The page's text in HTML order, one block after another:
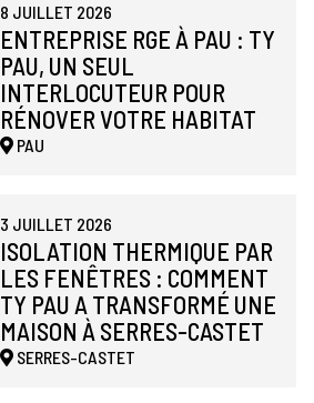
8 JUILLET 2026
ENTREPRISE RGE À PAU : TY
PAU, UN SEUL
INTERLOCUTEUR POUR
RÉNOVER VOTRE HABITAT
PAU
3 JUILLET 2026
ISOLATION THERMIQUE PAR
LES FENÊTRES : COMMENT
TY PAU A TRANSFORMÉ UNE
MAISON À SERRES-CASTET
SERRES-CASTET